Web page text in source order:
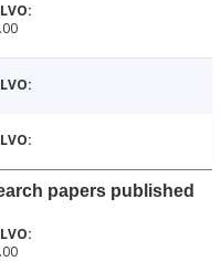
papers published